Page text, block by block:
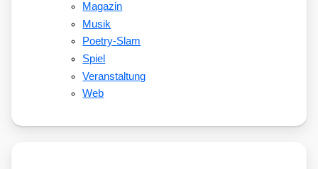
Magazin
Musik
Poetry-Slam
Spiel
Veranstaltung
Web